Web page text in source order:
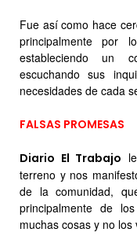
Fue así como hace
principalmente por
estableciendo un
escuchando sus
necesidades de cada
FALSAS PROMESAS
Diario El Trabajo
terreno y nos
de la comunidad,
principalmente de
muchas cosas y no los